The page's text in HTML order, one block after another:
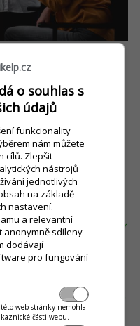
klientely
Co se stane,
které nelze koupit na
novou klientelu.
zboží. Apokud
si vyzkouší i vaše
ke stabilizaci
ovlivněn například
dlouhodobě nabízí
cenu. Nikde
si ho však pořídit jen
chodit pro něj
uvědomí, že
dobře a na základě
o souhlas s
údajů
funkcionality
nám můžete
cílů. Zlepšit
nástrojů
jednotlivých
na základě
nastavení.
a relevantní
anonymně sdíleny
dodávají
pro fungování
web stránky nemohla
části webu.